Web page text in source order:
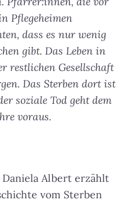
Pflegeheimen
dass es nur wenig
gibt. Das Leben in
restlichen Gesellschaft
Das Sterben dort ist
soziale Tod geht dem
voraus.
Albert erzählt
vom Sterben